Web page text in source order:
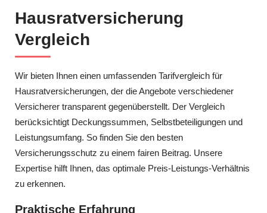
Hausratversicherung
Vergleich
Wir bieten Ihnen einen umfassenden Tarifvergleich für
Hausratversicherungen, der die Angebote verschiedener
Versicherer transparent gegenüberstellt. Der Vergleich
berücksichtigt Deckungssummen, Selbstbeteiligungen und
Leistungsumfang. So finden Sie den besten
Versicherungsschutz zu einem fairen Beitrag. Unsere
Expertise hilft Ihnen, das optimale Preis-Leistungs-Verhältnis
zu erkennen.
Praktische Erfahrung